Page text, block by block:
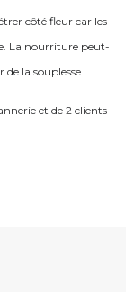
côté fleur car les
La nourriture peut-
la souplesse.
et de 2 clients